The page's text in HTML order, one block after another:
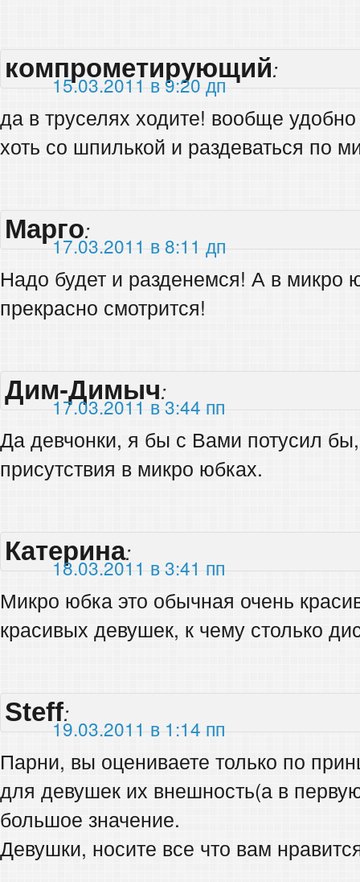
компрометирующий:
15.03.2011 в 9:20 дп
да в труселях ходите! вообще
хоть со шпилькой и раздеваться по
Марго:
17.03.2011 в 8:11 дп
Надо будет и разденемся! А в
прекрасно смотрится!
Дим-Димыч:
17.03.2011 в 3:44 пп
Да девчонки, я бы с Вами потусил
присутствия в микро юбках.
Катерина:
18.03.2011 в 3:41 пп
Микро юбка это обычная очень
красивых девушек, к чему столько
Steff:
19.03.2011 в 1:14 пп
Парни, вы оцениваете только по
для девушек их внешность(а в
большое значение.
Девушки, носите все что вам